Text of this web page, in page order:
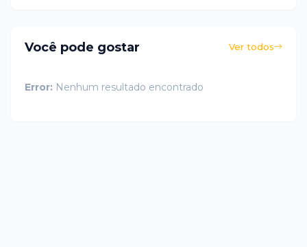
Você pode gostar Ver todos
Error: Nenhum resultado encontrado